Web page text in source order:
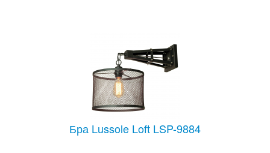
Бра Lussole Loft LSP-9884